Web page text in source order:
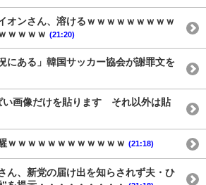
オンさん、溶けるｗｗｗｗｗｗｗｗｗ
ｗｗｗｗ (21:20)
にある」韓国サッカー協会が謝罪文を
い画像だけを貼ります それ以外は貼
ｗｗｗｗｗｗｗｗｗｗｗｗ (21:18)
ん、新党の届け出を知らされず夫・ひ